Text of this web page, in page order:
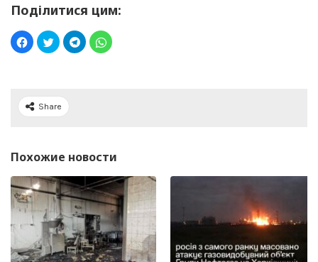
Поділитися цим:
Share
Похожие новости